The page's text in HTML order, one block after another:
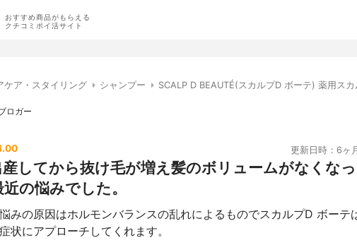
おすすめ商品がもらえる
クチコミポイ活サイト
ケア・スタイリング シャンプー SCALP D BEAUTÉ(スカルプD ボーテ) 薬用ス
ロガー
更新日時：6ヶ
してから抜け毛が増え髪のボリュームがなくな
の悩みでした。
みの原因はホルモンバランスの乱れによるものでスカルプD ボーテ
状にアプローチしてくれます。